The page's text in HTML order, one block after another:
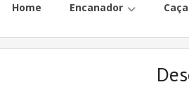
Home Encanador